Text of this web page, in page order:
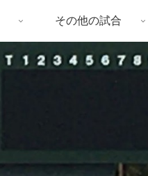
その他の試合